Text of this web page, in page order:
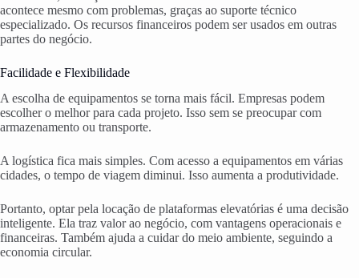
acontece mesmo com problemas, graças ao suporte técnico
especializado. Os recursos financeiros podem ser usados em outras
partes do negócio.
Facilidade e Flexibilidade
A escolha de equipamentos se torna mais fácil. Empresas podem
escolher o melhor para cada projeto. Isso sem se preocupar com
armazenamento ou transporte.
A logística fica mais simples. Com acesso a equipamentos em várias
cidades, o tempo de viagem diminui. Isso aumenta a produtividade.
Portanto, optar pela locação de plataformas elevatórias é uma decisão
inteligente. Ela traz valor ao negócio, com vantagens operacionais e
financeiras. Também ajuda a cuidar do meio ambiente, seguindo a
economia circular.